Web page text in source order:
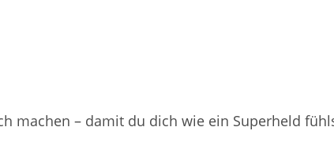
machen – damit du dich wie ein Superheld